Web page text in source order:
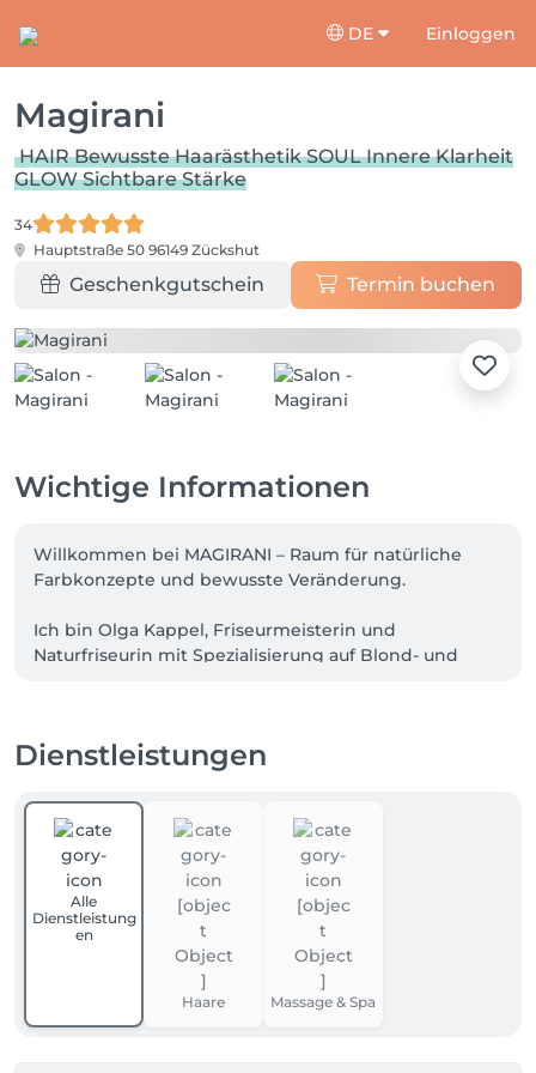
DE Einloggen
Magirani
HAIR Bewusste Haarästhetik SOUL Innere Klarheit
GLOW Sichtbare Stärke
34
Hauptstraße 50 96149 Zückshut
Geschenkgutschein Termin buchen
Wichtige Informationen
Willkommen bei MAGIRANI – Raum für natürliche
Farbkonzepte und bewusste Veränderung.
Ich bin Olga Kappel, Friseurmeisterin und
Naturfriseurin mit Spezialisierung auf Blond- und
harmonischen Farbkonzepten – besonders für
Ich arbeite nicht mit kurzlebigen Trends, sondern
mit Techniken, die weich herauswachsen und
langfristig funktionieren.
Meine Arbeit verbindet:
• präzise Mikromelierung
• Grauintegration & Camouflage
• individuelle Farbstrategien
Dienstleistungen
Alle
Dienstleistung
en
Haare Massage & Spa